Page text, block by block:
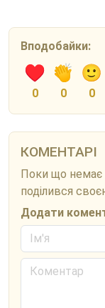
Вподобайки:
0 0 0
КОМЕНТАРІ
Поки що немає
поділився
Додати